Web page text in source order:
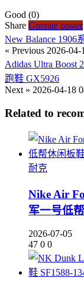
Good (0)
Share Gnerate poster
New Balance
« Previous 2026-04-
Adidas Ultra Boost
跑鞋 GX5926
Next » 2026-04-18
Related to
耐克
Nike Air
军一号低
2026-07-05
47 0 0